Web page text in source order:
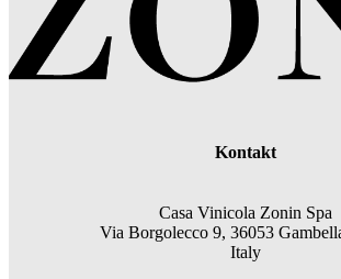
Kontakt
Casa Vinicola Zonin Spa
Via Borgolecco 9, 36053
Italy